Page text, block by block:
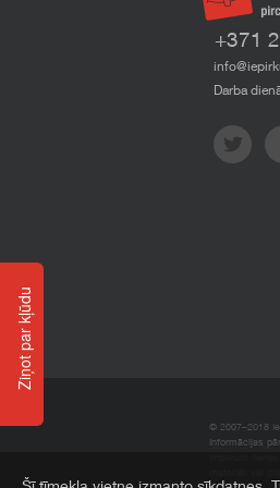
+371
Darba
© 2007–2018
Informācijas
Ziņot par kļūdu